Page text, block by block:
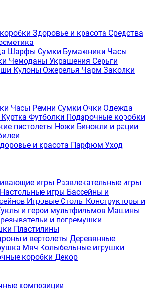
Здоровье и красота Средства
Шарфы Сумки Бумажники Часы
Чемоданы Украшения Серьги
Кулоны Ожерелья Чарм Заколки
Часы Ремни Сумки Очки Одежда
Куртка Футболки Подарочные коробки
пистолеты Ножи Бинокли и рации
и красота Парфюм Уход
игры Развлекательные игры
Настольные игры Бассейны и
Игровые Столы Конструкторы и
и герои мультфильмов Машины
и погремушки
Пластилины
и вертолеты Деревянные
Мяч Колыбельные игрушки
коробки Декор
композиции